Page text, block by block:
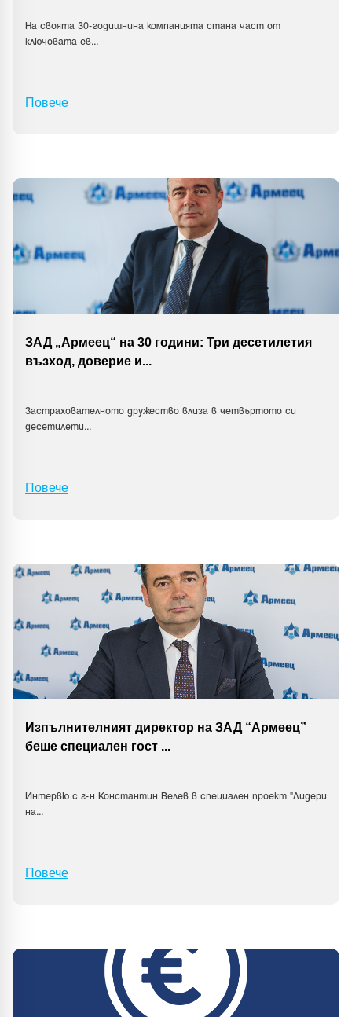
На своята 30-годишнина компанията стана част от
ключовата ев...
Повече
ЗАД „Армеец“ на 30 години: Три десетилетия
възход, доверие и...
Застрахователното дружество влиза в четвъртото си
десетилети...
Повече
Изпълнителният директор на ЗАД “Армеец”
беше специален гост ...
Интервю с г-н Константин Велев в специален проект "Лидери
на...
Повече